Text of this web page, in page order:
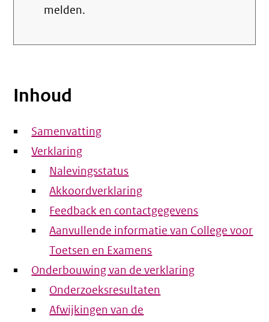
melden.
Inhoud
Samenvatting
Verklaring
Nalevingsstatus
Akkoordverklaring
Feedback en contactgegevens
Aanvullende informatie van College voor
Toetsen en Examens
Onderbouwing van de verklaring
Onderzoeksresultaten
Afwijkingen van de